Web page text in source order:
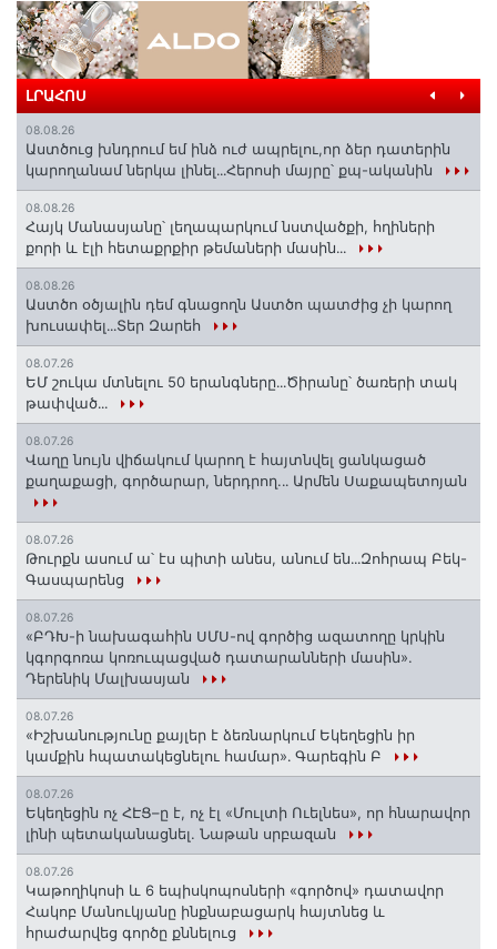
ԼՐԱՀՈՍ
08.08.26
Աստծուց խնդրում եմ ինձ ուժ ապրելու,որ ձեր դատերին
կարողանամ ներկա լինել․․․Հերոսի մայրը՝ քպ-ականին
08.08.26
Հայկ Մանասյանը՝ լեղապարկում նստվածքի, հղիների
քորի և էլի հետաքրքիր թեմաների մասին․․․
08.08.26
Աստծո օծյալին դեմ գնացողն Աստծո պատժից չի կարող
խուսափել․․․Տեր Զարեհ
08.07.26
ԵՄ շուկա մտնելու 50 երանգները․․․Ծիրանը՝ ծառերի տակ
թափված․․․
08.07.26
Վաղը նույն վիճակում կարող է հայտնվել ցանկացած
քաղաքացի, գործարար, ներդրող.․․ Արմեն Սաքապետոյան
08.07.26
Թուրքն ասում ա՝ էս պիտի անես, անում են․․․Զոհրապ Բեկ-
Գասպարենց
08.07.26
«ԲԴԽ-ի նախագահին ՍՄՍ-ով գործից ազատողը կրկին
կգորգոռա կոռուպացված դատարանների մասին».
Դերենիկ Մալխասյան
08.07.26
«Իշխանությունը քայլեր է ձեռնարկում Եկեղեցին իր
կամքին հպատակեցնելու համար»․ Գարեգին Բ
08.07.26
Եկեղեցին ոչ ՀԷՑ–ը է, ոչ էլ «Մուլտի Ուելնես», որ հնարավոր
լինի պետականացնել. Նաթան սրբազան
08.07.26
️Կաթողիկոսի և 6 եպիսկոպոսների «գործով» դատավոր
Հակոբ Մանուկյանը ինքնաբացարկ հայտնեց և
հրաժարվեց գործը քննելուց